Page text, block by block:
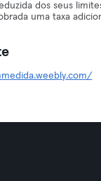
dos seus
uma taxa